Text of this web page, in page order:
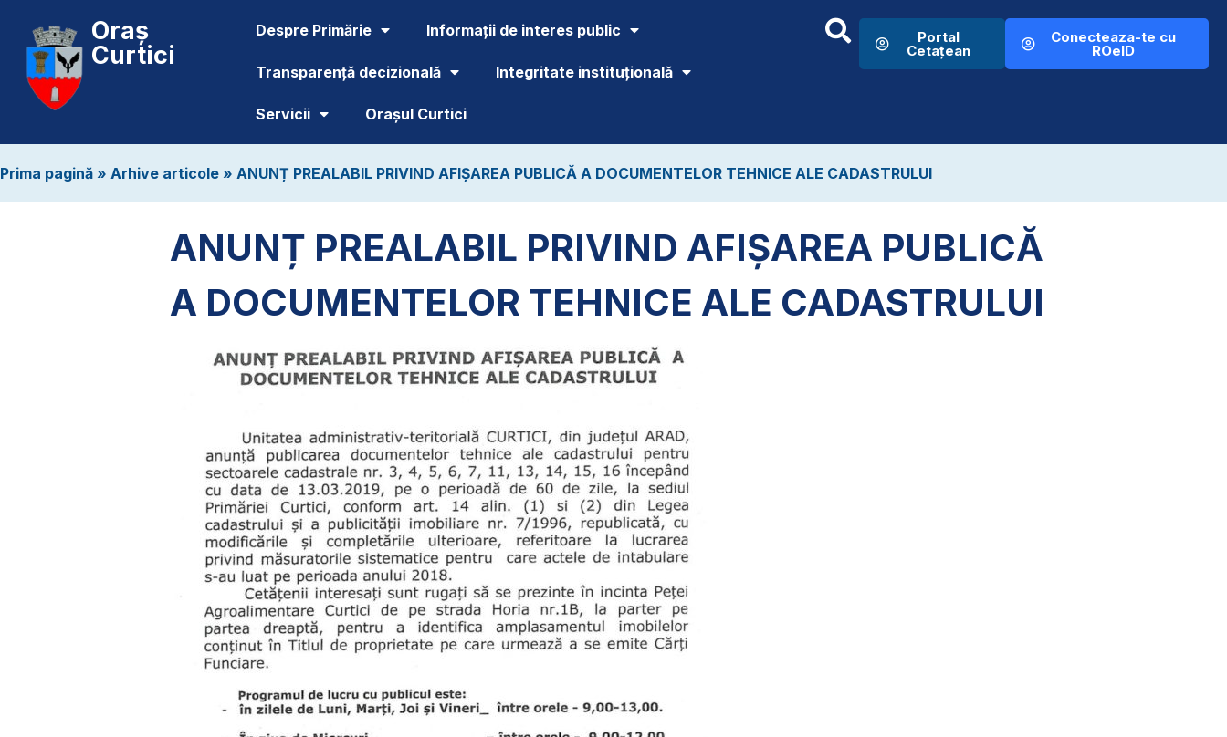
Oraș
Curtici
Despre Primărie Informații de interes public
Transparență decizională Integritate instituțională
Servicii Orașul Curtici
Portal
Cetațean
Conecteaza-te cu
ROeID
Prima pagină » Arhive articole » ANUNȚ PREALABIL PRIVIND AFIȘAREA PUBLICĂ A DOCUMENTELOR TEHNICE ALE CADASTRULUI
ANUNȚ PREALABIL PRIVIND AFIȘAREA PUBLICĂ
A DOCUMENTELOR TEHNICE ALE CADASTRULUI